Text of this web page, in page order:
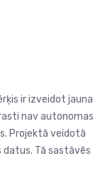
ir izveidot jauna
nav autonomas
Projektā veidotā
Tā sastāvēs